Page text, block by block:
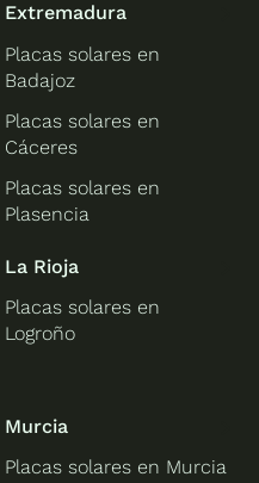
Extremadura
Placas solares en
Badajoz
Placas solares en
Cáceres
Placas solares en
Plasencia
La Rioja
Placas solares en
Logroño
Murcia
Placas solares en Murcia